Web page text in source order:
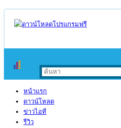
หน้าแรก
ดาวน์โหลด
ข่าวไอที
รีวิว